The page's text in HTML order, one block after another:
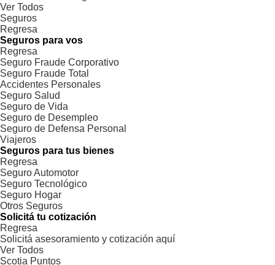
Ver Todos
Seguros
Regresa
Seguros para vos
Regresa
Seguro Fraude Corporativo
Seguro Fraude Total
Accidentes Personales
Seguro Salud
Seguro de Vida
Seguro de Desempleo
Seguro de Defensa Personal
Viajeros
Seguros para tus bienes
Regresa
Seguro Automotor
Seguro Tecnológico
Seguro Hogar
Otros Seguros
Solicitá tu cotización
Regresa
Solicitá asesoramiento y cotización aquí
Ver Todos
Scotia Puntos